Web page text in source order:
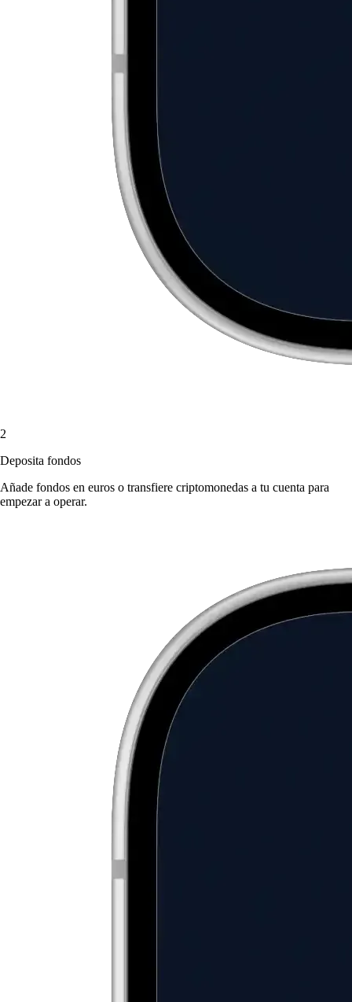
2
Deposita fondos
Añade fondos en euros o transfiere criptomonedas a tu cuenta para
empezar a operar.